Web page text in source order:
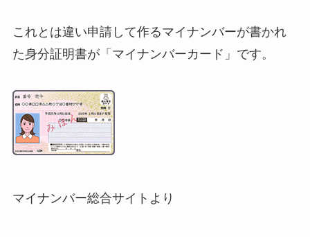
これとは違い申請して作るマイナンバーが書かれ
た身分証明書が「マイナンバーカード」です。
マイナンバー総合サイトより